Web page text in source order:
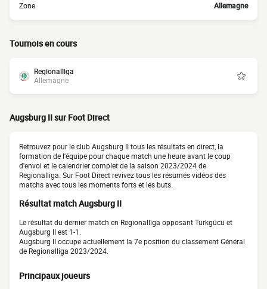
Zone Allemagne
Tournois en cours
Regionalliga
Allemagne
Augsburg II sur Foot Direct
Retrouvez pour le club Augsburg II tous les résultats en direct, la
formation de l'équipe pour chaque match une heure avant le coup
d'envoi et le calendrier complet de la saison 2023/2024 de
Regionalliga. Sur Foot Direct revivez tous les résumés vidéos des
matchs avec tous les moments forts et les buts.
Résultat match Augsburg II
Le résultat du dernier match en Regionalliga opposant Türkgücü et
Augsburg II est 1-1.
Augsburg II occupe actuellement la 7e position du classement Général
de Regionalliga 2023/2024.
Principaux joueurs